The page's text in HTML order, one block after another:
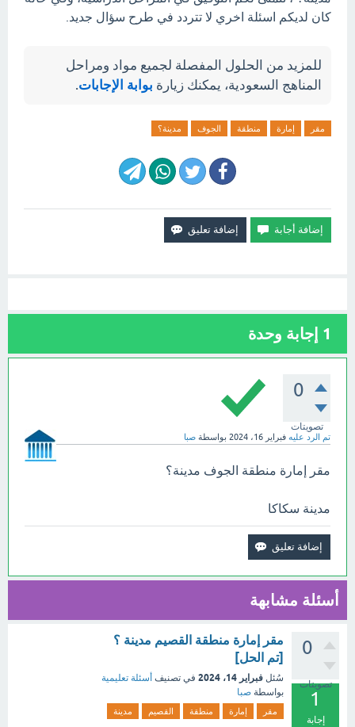
كان لديكم اسئلة اخري لا تتردد في طرح سؤال جديد.
للمزيد من الحلول المفصلة لجميع مواد ومراحل
المناهج السعودية، يمكنك زيارة بوابة الإجابات.
مقر إمارة منطقة الجوف مدينة؟
1 إجابة وحدة
0
تصويتات
تم الرد عليه فبراير 16، 2024 بواسطة صبا
مقر إمارة منطقة الجوف مدينة؟
مدينة سكاكا
أسئلة مشابهة
0
تصويتات
1
إجابة
مقر إمارة منطقة القصيم مدينة ؟
[تم الحل]
سُئل فبراير 14، 2024 في تصنيف أسئلة تعليمية
بواسطة صبا
مقر إمارة منطقة القصيم مدينة